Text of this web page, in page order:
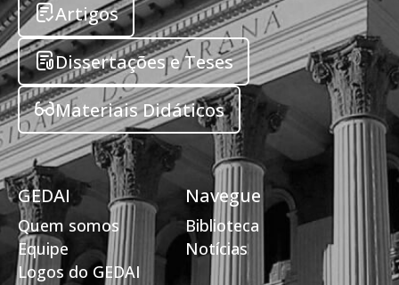
Artigos
Dissertações e Teses
Materiais Didáticos
GEDAI
Quem somos
Equipe
Logos do GEDAI
Navegue
Biblioteca
Notícias